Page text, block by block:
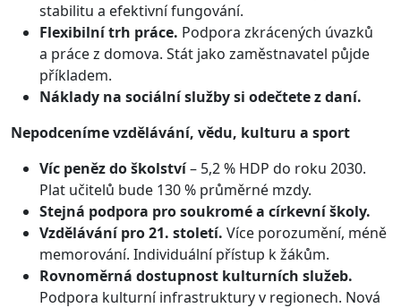
stabilitu a efektivní fungování.
Flexibilní trh práce. Podpora zkrácených úvazků
a práce z domova. Stát jako zaměstnavatel půjde
příkladem.
Náklady na sociální služby si odečtete z daní.
Nepodceníme vzdělávání, vědu, kulturu a sport
Víc peněz do školství– 5,2 % HDP do roku 2030.
Plat učitelů bude 130 % průměrné mzdy.
Stejná podpora pro soukromé a církevní školy.
Vzdělávání pro 21. století. Více porozumění, méně
memorování. Individuální přístup k žákům.
Rovnoměrná dostupnost kulturních služeb.
Podpora kulturní infrastruktury v regionech. Nová